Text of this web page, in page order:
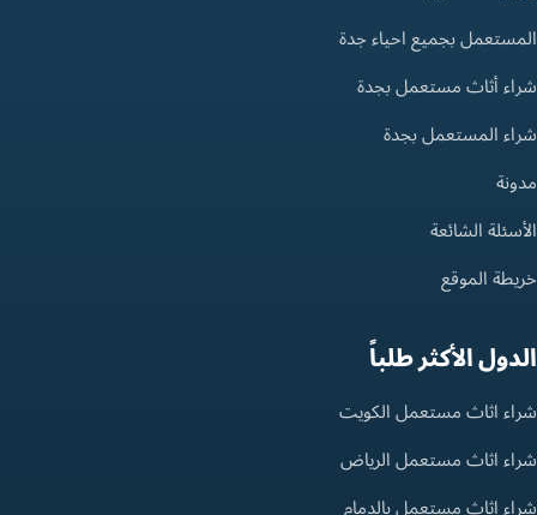
المستعمل بجميع احياء جدة
شراء أثاث مستعمل بجدة
شراء المستعمل بجدة
مدونة
الأسئلة الشائعة
خريطة الموقع
الدول الأكثر طلباً
شراء اثاث مستعمل الكويت
شراء اثاث مستعمل الرياض
شراء اثاث مستعمل بالدمام